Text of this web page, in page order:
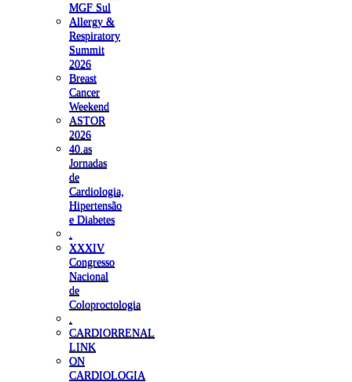
MGF Sul
Allergy &
Respiratory
Summit
2026
Breast
Cancer
Weekend
ASTOR
2026
40.as
Jornadas
de
Cardiologia,
Hipertensão
e Diabetes
XXXIV
Congresso
Nacional
de
Coloproctologia
CARDIORRENAL
LINK
ON
CARDIOLOGIA